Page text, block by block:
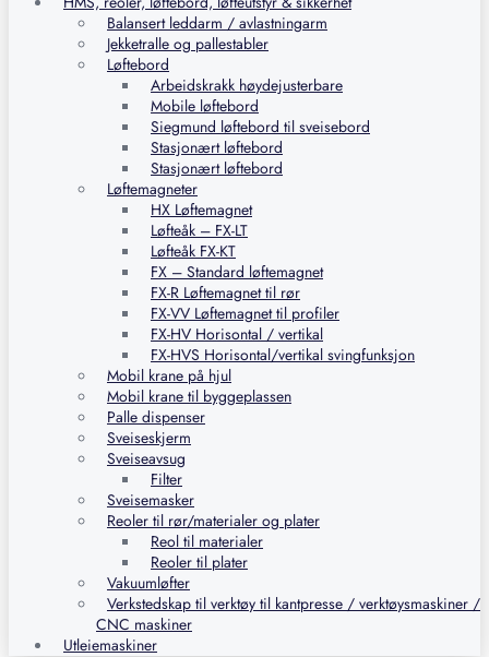
Balansert leddarm / avlastningarm
Jekketralle og pallestabler
Løftebord
Arbeidskrakk høydejusterbare
Mobile løftebord
Siegmund løftebord til sveisebord
Stasjonært løftebord
Stasjonært løftebord
Løftemagneter
HX Løftemagnet
Løfteåk – FX-LT
Løfteåk FX-KT
FX – Standard løftemagnet
FX-R Løftemagnet til rør
FX-VV Løftemagnet til profiler
FX-HV Horisontal / vertikal
FX-HVS Horisontal/vertikal svingfunksjon
Mobil krane på hjul
Mobil krane til byggeplassen
Palle dispenser
Sveiseskjerm
Sveiseavsug
Filter
Sveisemasker
Reoler til rør/materialer og plater
Reol til materialer
Reoler til plater
Vakuumløfter
Verkstedskap til verktøy til kantpresse / verktøysmaskiner /
CNC maskiner
Utleiemaskiner